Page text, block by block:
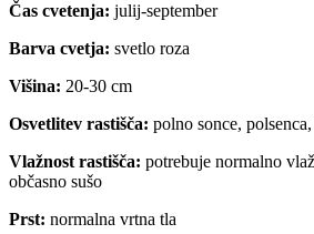
Čas cvetenja: julij-september
Barva cvetja: svetlo roza
Višina: 20-30 cm
Osvetlitev rastišča: polno sonce, polsenca,
Vlažnost rastišča: potrebuje normalno
občasno sušo
Prst: normalna vrtna tla